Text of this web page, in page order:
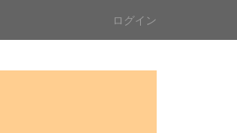
ログイン